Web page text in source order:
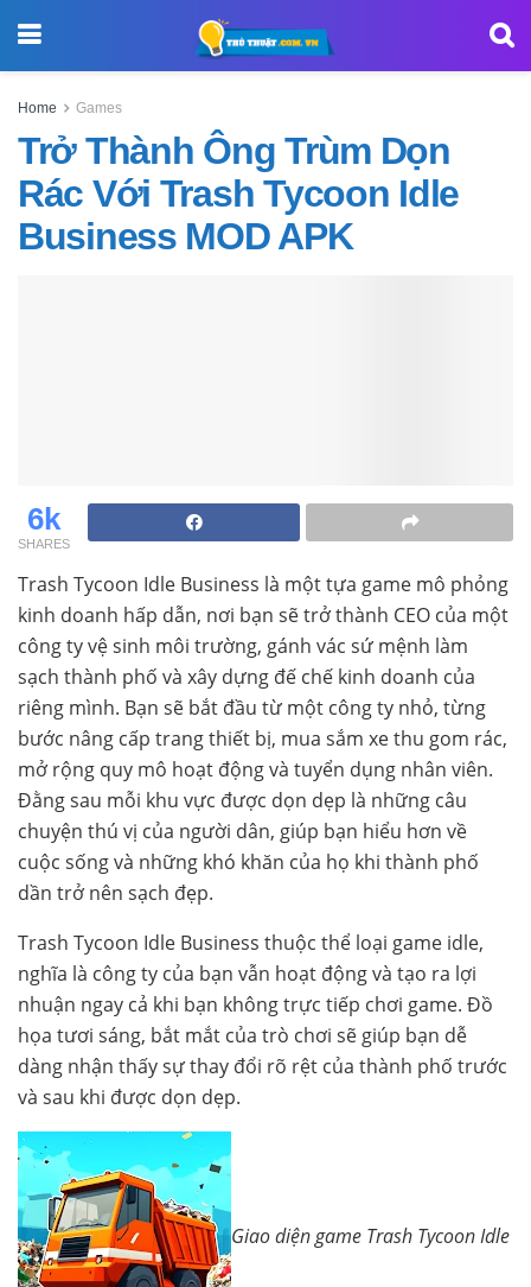
Home Games
Trở Thành Ông Trùm Dọn
Rác Với Trash Tycoon Idle
Business MOD APK
6k
SHARES
Trash Tycoon Idle Business là một tựa game mô phỏng
kinh doanh hấp dẫn, nơi bạn sẽ trở thành CEO của một
công ty vệ sinh môi trường, gánh vác sứ mệnh làm
sạch thành phố và xây dựng đế chế kinh doanh của
riêng mình. Bạn sẽ bắt đầu từ một công ty nhỏ, từng
bước nâng cấp trang thiết bị, mua sắm xe thu gom rác,
mở rộng quy mô hoạt động và tuyển dụng nhân viên.
Đằng sau mỗi khu vực được dọn dẹp là những câu
chuyện thú vị của người dân, giúp bạn hiểu hơn về
cuộc sống và những khó khăn của họ khi thành phố
dần trở nên sạch đẹp.
Trash Tycoon Idle Business thuộc thể loại game idle,
nghĩa là công ty của bạn vẫn hoạt động và tạo ra lợi
nhuận ngay cả khi bạn không trực tiếp chơi game. Đồ
họa tươi sáng, bắt mắt của trò chơi sẽ giúp bạn dễ
dàng nhận thấy sự thay đổi rõ rệt của thành phố trước
và sau khi được dọn dẹp.
Giao diện game Trash Tycoon Idle